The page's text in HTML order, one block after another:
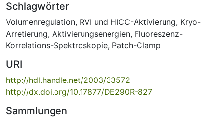
Schlagwörter
Volumenregulation, RVI und HICC-Aktivierung, Kryo-
Arretierung, Aktivierungsenergien, Fluoreszenz-
Korrelations-Spektroskopie, Patch-Clamp
URI
http://hdl.handle.net/2003/33572
http://dx.doi.org/10.17877/DE290R-827
Sammlungen